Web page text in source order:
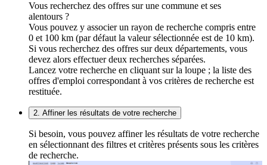
Vous recherchez des offres sur une commune et ses
alentours ?
Vous pouvez y associer un rayon de recherche compris entre
0 et 100 km (par défaut la valeur sélectionnée est de 10 km).
Si vous recherchez des offres sur deux départements, vous
devez alors effectuer deux recherches séparées.
Lancez votre recherche en cliquant sur la loupe ; la liste des
offres d'emploi correspondant à vos critères de recherche est
restituée.
2. Affiner les résultats de votre recherche
Si besoin, vous pouvez affiner les résultats de votre recherche
en sélectionnant des filtres et critères présents sous les critères
de recherche.